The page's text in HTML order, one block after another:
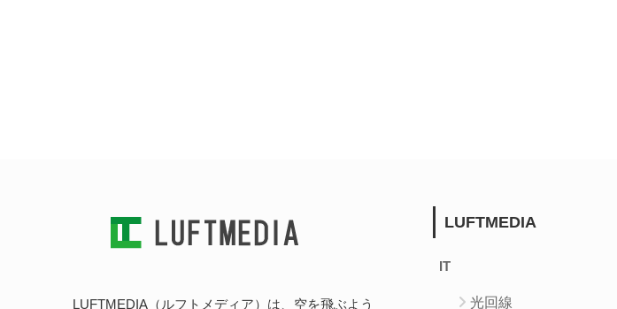
LUFTMEDIA（ルフトメディア）は、空を飛ぶよう
LUFTMEDIA
IT
光回線